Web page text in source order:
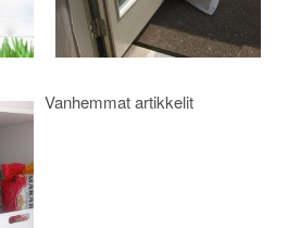
Vanhemmat artikkelit